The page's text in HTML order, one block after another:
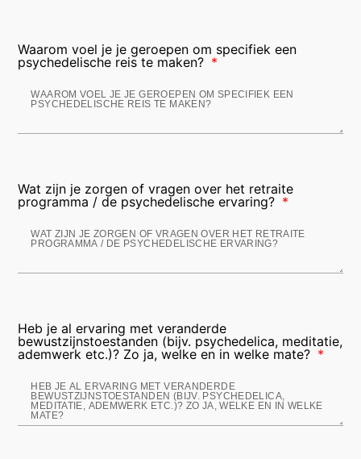
Waarom voel je je geroepen om specifiek een
psychedelische reis te maken?
Wat zijn je zorgen of vragen over het retraite
programma / de psychedelische ervaring?
Heb je al ervaring met veranderde
bewustzijnstoestanden (bijv. psychedelica, meditatie,
ademwerk etc.)? Zo ja, welke en in welke mate?